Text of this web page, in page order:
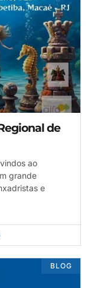
de
ao
grande
e
BLOG